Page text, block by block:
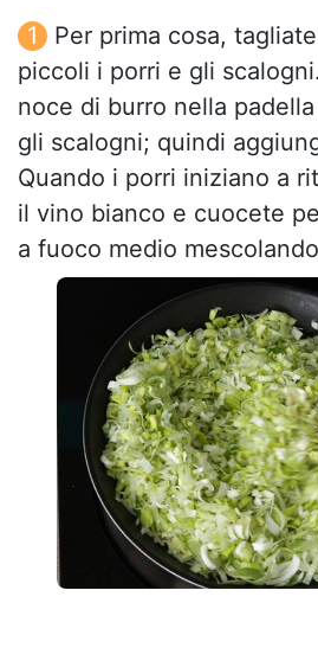
Per prima cosa,
piccoli i porri e gli
noce di burro nella
gli scalogni; quindi
Quando i porri iniziano a
il vino bianco e cuocete
a fuoco medio